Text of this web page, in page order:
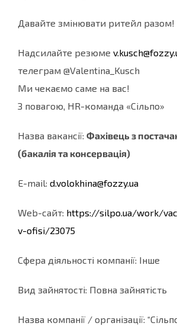
Давайте змінювати ритейл разом!
Надсилайте резюме
телеграм @Valentina_Kusch
Ми чекаємо саме на вас!
З повагою, HR-команда «Сільпо»
Назва вакансії: Фахівець з
(бакалія та консервація)
E-mail: d.volokhina@fozzy.ua
Web-cайт: https://silpo.ua/work/
v-ofisi/23075
Сфера діяльності компанії: Інше
Вид зайнятості: Повна зайнятість
Назва компанії / організації: